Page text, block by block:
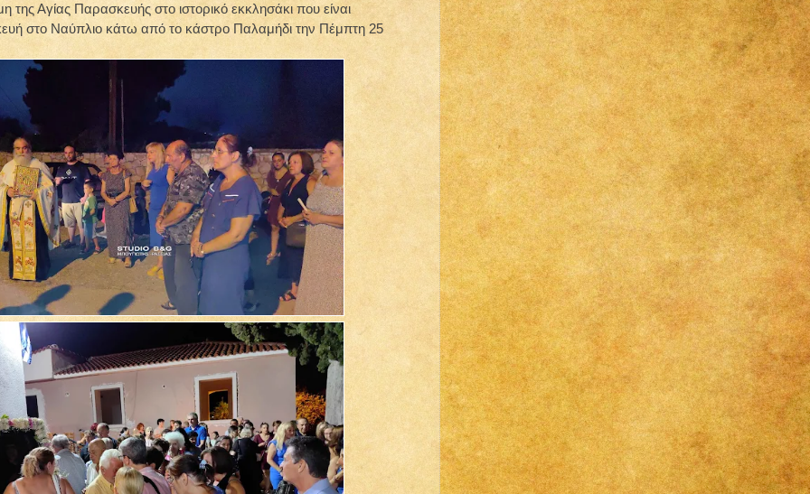
της Αγίας Παρασκευής στο ιστορικό εκκλησάκι που είναι
στο Ναύπλιο κάτω από το κάστρο Παλαμήδι την Πέμπτη 25